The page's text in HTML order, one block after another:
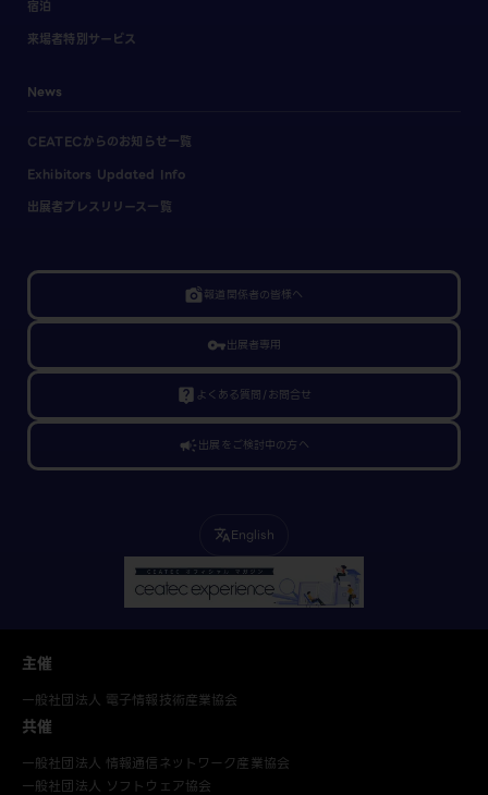
宿泊
来場者特別サービス
News
CEATECからのお知らせ一覧
Exhibitors Updated Info
出展者プレスリリース一覧
linked_camera報道関係者の皆様へ
vpn_key出展者専用
live_help よくある質問/お問合せ
campaign出展をご検討中の方へ
translateEnglish
主催
一般社団法人 電子情報技術産業協会
共催
一般社団法人 情報通信ネットワーク産業協会
一般社団法人 ソフトウェア協会